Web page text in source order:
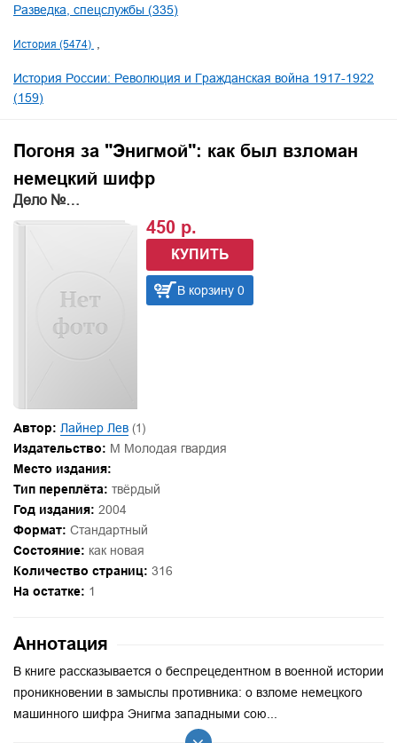
Разведка, спецслужбы (335)
История (5474)
История России: Революция и Гражданская война 1917-1922
(159)
Погоня за "Энигмой": как был взломан
немецкий шифр
Дело №…
450 р.
КУПИТЬ
В корзину 0
Автор: Лайнер Лев (1)
Издательство: М Молодая гвардия
Место издания:
Тип переплёта: твёрдый
Год издания: 2004
Формат: Стандартный
Состояние: как новая
Количество страниц: 316
На остатке: 1
Аннотация
В книге рассказывается о беспрецедентном в военной истории
проникновении в замыслы противника: о взломе немецкого
машинного шифра Энигма западными сою...